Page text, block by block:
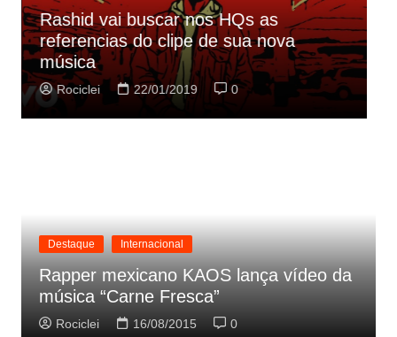
Rashid vai buscar nos HQs as
referencias do clipe de sua nova
música
Rociclei 22/01/2019 0
Destaque Internacional
Rapper mexicano KAOS lança vídeo da
música “Carne Fresca”
Rociclei 16/08/2015 0